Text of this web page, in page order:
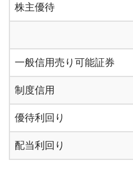
株主優待
一般信用売り可能証券
制度信用
優待利回り
配当利回り